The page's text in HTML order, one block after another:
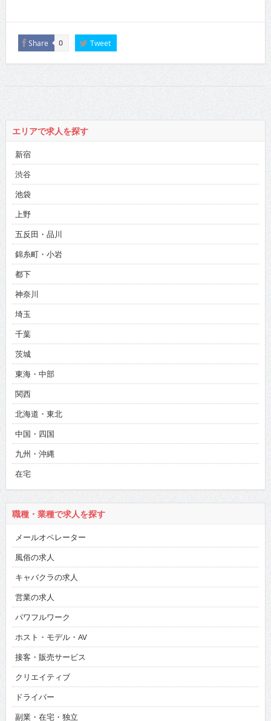
Share 0 Tweet
エリアで求人を探す
新宿
渋谷
池袋
上野
五反田・品川
錦糸町・小岩
都下
神奈川
埼玉
千葉
茨城
東海・中部
関西
北海道・東北
中国・四国
九州・沖縄
在宅
職種・業種で求人を探す
メールオペレーター
風俗の求人
キャバクラの求人
営業の求人
パワフルワーク
ホスト・モデル・AV
接客・販売サービス
クリエイティブ
ドライバー
副業・在宅・独立